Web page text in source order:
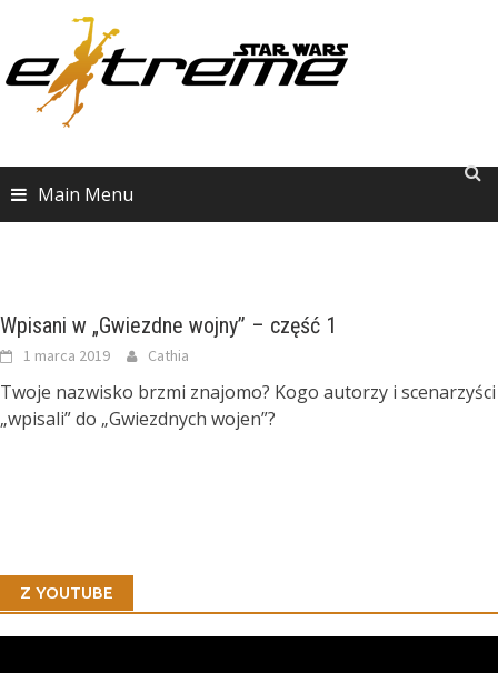
content
Main Menu
Wpisani w „Gwiezdne wojny” – część 1
1 marca 2019 Cathia
Twoje nazwisko brzmi znajomo? Kogo autorzy i scenarzyści
„wpisali” do „Gwiezdnych wojen”?
Z YOUTUBE